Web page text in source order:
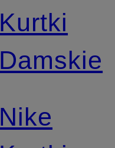
Kurtki
Damskie
Nike